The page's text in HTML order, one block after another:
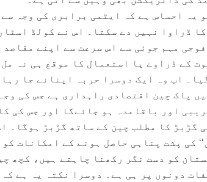
یہ احساس ہے کہ ایٹمی برابری کی وجہ
ڈراوا نہیں دے سکتا۔ اس نے کولڈ
مہم جوئی سے اس سرعت سے اپنے
کے ڈراوے یا استعمال کا موقع ہی نہ
اب وہ ایک دوسرا حربہ اپنانے جا
پاک چین اقتصادی راہداری ہے جس کی
اور باقاعدہ ہو جائےگا اور جس کی
گڑبڑ کا مطلب چین کے ساتھ گڑبڑ ہوگا۔
کی پشت پناہی حاصل ہونے کے امکانات
کو دست نگر رکھنا چاہتے ہیں، کچھ
دونوں پر ہی ہے۔ دوسرا نکتہ یہ ہے